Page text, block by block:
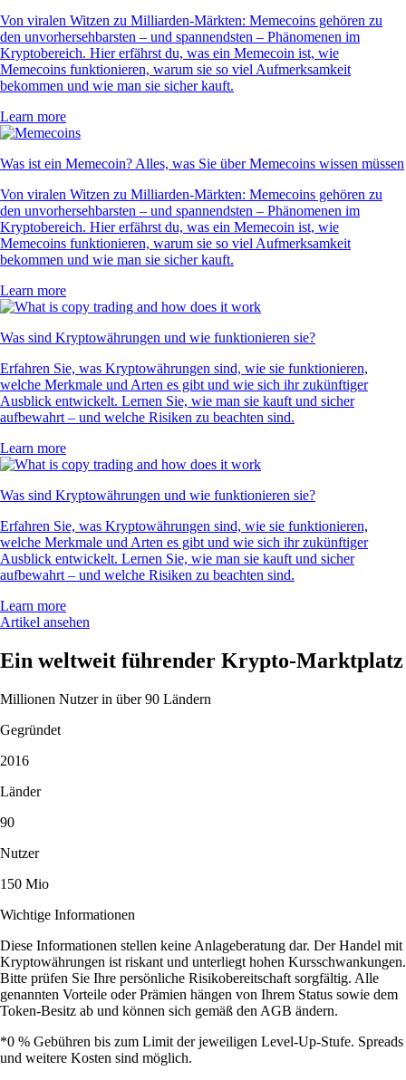
Von viralen Witzen zu Milliarden-Märkten: Memecoins gehören zu
den unvorhersehbarsten – und spannendsten – Phänomenen im
Kryptobereich. Hier erfährst du, was ein Memecoin ist, wie
Memecoins funktionieren, warum sie so viel Aufmerksamkeit
bekommen und wie man sie sicher kauft.
Learn more
Was ist ein Memecoin? Alles, was Sie über Memecoins wissen müssen
Von viralen Witzen zu Milliarden-Märkten: Memecoins gehören zu
den unvorhersehbarsten – und spannendsten – Phänomenen im
Kryptobereich. Hier erfährst du, was ein Memecoin ist, wie
Memecoins funktionieren, warum sie so viel Aufmerksamkeit
bekommen und wie man sie sicher kauft.
Learn more
Was sind Kryptowährungen und wie funktionieren sie?
Erfahren Sie, was Kryptowährungen sind, wie sie funktionieren,
welche Merkmale und Arten es gibt und wie sich ihr zukünftiger
Ausblick entwickelt. Lernen Sie, wie man sie kauft und sicher
aufbewahrt – und welche Risiken zu beachten sind.
Learn more
Was sind Kryptowährungen und wie funktionieren sie?
Erfahren Sie, was Kryptowährungen sind, wie sie funktionieren,
welche Merkmale und Arten es gibt und wie sich ihr zukünftiger
Ausblick entwickelt. Lernen Sie, wie man sie kauft und sicher
aufbewahrt – und welche Risiken zu beachten sind.
Learn more
Artikel ansehen
Ein weltweit führender Krypto-Marktplatz
Millionen Nutzer in über 90 Ländern
Gegründet
2016
Länder
90
Nutzer
150 Mio
Wichtige Informationen
Diese Informationen stellen keine Anlageberatung dar. Der Handel mit
Kryptowährungen ist riskant und unterliegt hohen Kursschwankungen.
Bitte prüfen Sie Ihre persönliche Risikobereitschaft sorgfältig. Alle
genannten Vorteile oder Prämien hängen von Ihrem Status sowie dem
Token-Besitz ab und können sich gemäß den AGB ändern.
*0 % Gebühren bis zum Limit der jeweiligen Level-Up-Stufe. Spreads
und weitere Kosten sind möglich.